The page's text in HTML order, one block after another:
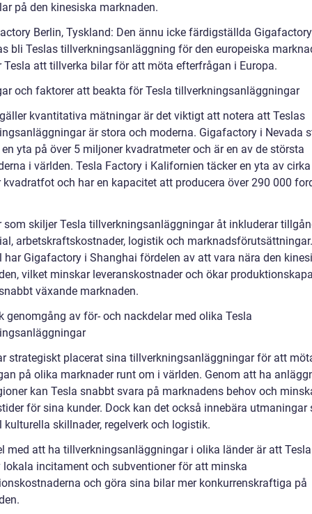
på den kinesiska marknaden.
Berlin, Tyskland: Den ännu icke färdigställda
bli Teslas tillverkningsanläggning för den europeiska
Tesla att tillverka bilar för att möta efterfrågan i Europa.
och faktorer att beakta för Tesla tillverkningsanläggningar
kvantitativa mätningar är det viktigt att notera att Teslas
är stora och moderna. Gigafactory i Nevada
yta på över 5 miljoner kvadratmeter och är en av de största
i världen. Tesla Factory i Kalifornien täcker en yta av
kvadratfot och har en kapacitet att producera över 290 000
som skiljer Tesla tillverkningsanläggningar åt inkluderar
arbetskraftskostnader, logistik och
har Gigafactory i Shanghai fördelen av att vara nära den
vilket minskar leveranskostnader och ökar
växande marknaden.
genomgång av för- och nackdelar med olika Tesla
strategiskt placerat sina tillverkningsanläggningar för att
på olika marknader runt om i världen. Genom att ha
kan Tesla snabbt svara på marknadens behov och
för sina kunder. Dock kan det också innebära utmaningar
kulturella skillnader, regelverk och logistik.
med att ha tillverkningsanläggningar i olika länder är att
lokala incitament och subventioner för att minska
och göra sina bilar mer konkurrenskraftiga på